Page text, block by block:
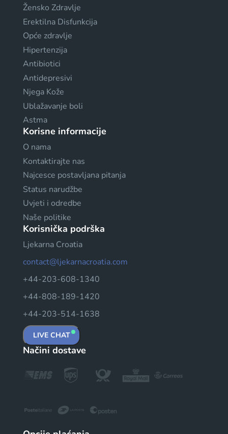
Žensko Zdravlje
Erektilna Disfunkcija
Opće zdravlje
Hipertenzija
Antibiotici
Antidepresivi
Njega Kože
Ublažavanje boli
Astma
Korisne informacije
O nama
Kontaktirajte nas
Najcesce postavljana pitanja
Status narudžbe
Uvjeti i odredbe
Naše politike
Korisnička podrška
Ljekarna Croatia
contact@ljekarnacroatia.com
+44-203-608-1340
+44-808-189-1420
+44-203-514-1638
LIVE CHAT
Načini dostave